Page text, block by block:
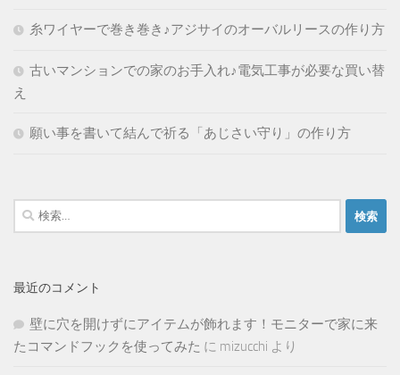
糸ワイヤーで巻き巻き♪アジサイのオーバルリースの作り方
古いマンションでの家のお手入れ♪電気工事が必要な買い替
え
願い事を書いて結んで祈る「あじさい守り」の作り方
検
索:
最近のコメント
壁に穴を開けずにアイテムが飾れます！モニターで家に来
たコマンドフックを使ってみた に mizucchi より